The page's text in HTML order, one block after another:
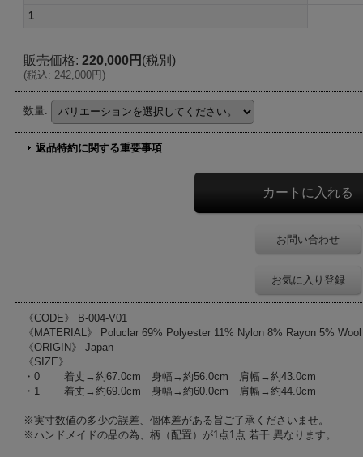
1
販売価格: 220,000円 (税別)
(税込: 242,000円)
数量:
返品特約に関する重要事項
お問い合わせ
お気に入り登録
《CODE》 B-004-V01
《MATERIAL》 Poluclar 69% Polyester 11% Nylon 8% Rayon 5%
《ORIGIN》 Japan
《SIZE》
・0 着丈→約67.0cm 身幅→約56.0cm 肩幅→約43.0cm
・1 着丈→約69.0cm 身幅→約60.0cm 肩幅→約44.0cm
※実寸数値の多少の誤差、個体差がある旨ご了承くださいませ。
※ハンドメイドの品の為、柄（配置）が1点1点 若干 異なります。